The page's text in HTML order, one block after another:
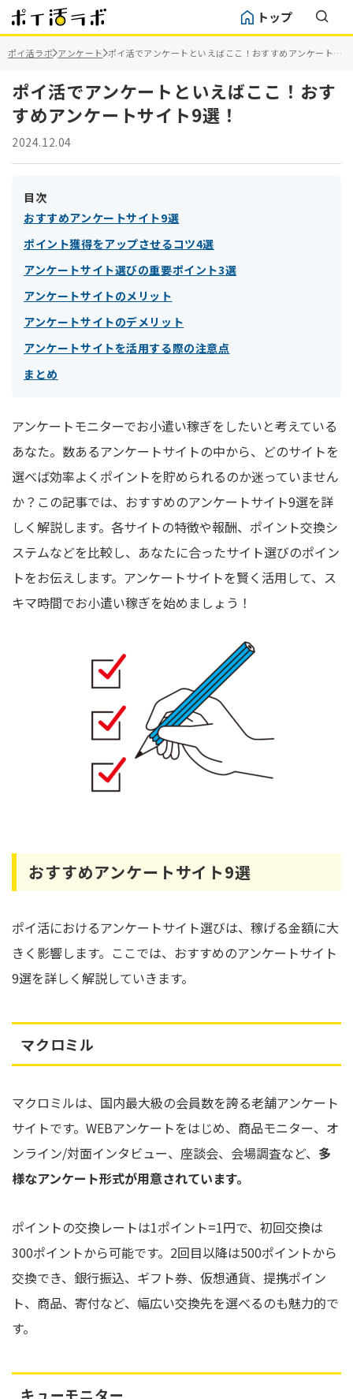
トップ
ポイ活ラボ アンケート ポイ活でアンケートといえばここ！おすすめアンケートサ
イト9選！
ポイ活でアンケートといえばここ！おす
すめアンケートサイト9選！
2024.12.04
目次
おすすめアンケートサイト9選
ポイント獲得をアップさせるコツ4選
アンケートサイト選びの重要ポイント3選
アンケートサイトのメリット
アンケートサイトのデメリット
アンケートサイトを活用する際の注意点
まとめ
アンケートモニターでお小遣い稼ぎをしたいと考えている
あなた。数あるアンケートサイトの中から、どのサイトを
選べば効率よくポイントを貯められるのか迷っていません
か？この記事では、おすすめのアンケートサイト9選を詳
しく解説します。各サイトの特徴や報酬、ポイント交換シ
ステムなどを比較し、あなたに合ったサイト選びのポイン
トをお伝えします。アンケートサイトを賢く活用して、ス
キマ時間でお小遣い稼ぎを始めましょう！
おすすめアンケートサイト9選
ポイ活におけるアンケートサイト選びは、稼げる金額に大
きく影響します。ここでは、おすすめのアンケートサイト
9選を詳しく解説していきます。
マクロミル
マクロミルは、国内最大級の会員数を誇る老舗アンケート
サイトです。WEBアンケートをはじめ、商品モニター、オ
ンライン/対面インタビュー、座談会、会場調査など、 多
様なアンケート形式が用意されています。
ポイントの交換レートは1ポイント=1円で、初回交換は
300ポイントから可能です。2回目以降は500ポイントから
交換でき、銀行振込、ギフト券、仮想通貨、提携ポイン
ト、商品、寄付など、幅広い交換先を選べるのも魅力的で
す。
キューモニター